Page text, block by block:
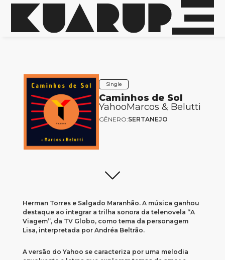
Single
Caminhos de Sol
YahooMarcos & Belutti
GÊNERO:SERTANEJO
Herman Torres e Salgado Maranhão. A música ganhou
destaque ao integrar a trilha sonora da telenovela “A
Viagem”, da TV Globo, como tema da personagem
Lisa, interpretada por Andréa Beltrão.​
A versão do Yahoo se caracteriza por uma melodia